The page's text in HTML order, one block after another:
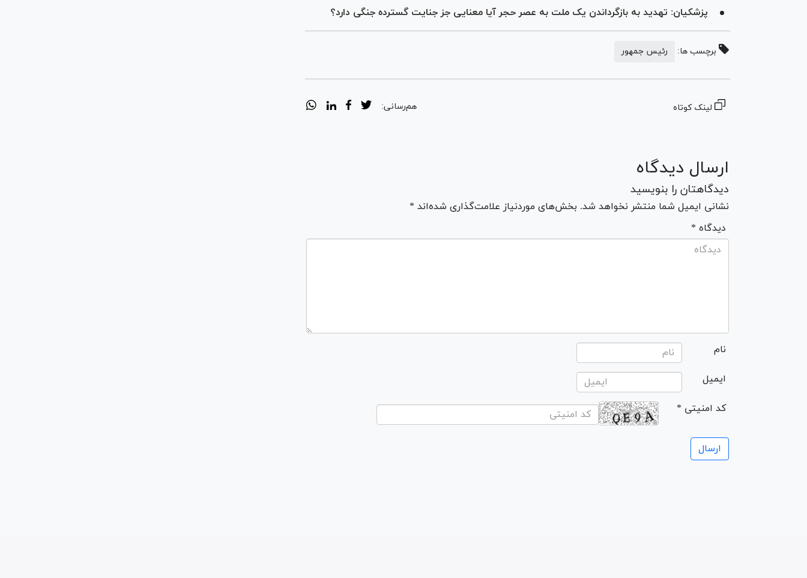
پزشکیان: تهدید به بازگرداندن یک ملت به عصر حجر آیا معنایی جز جنایت گسترده جنگی دارد؟
برچسب ها: رئیس جمهور
لینک کوتاه هم‌رسانی:
ارسال دیدگاه
دیدگاهتان را بنویسید
نشانی ایمیل شما منتشر نخواهد شد. بخش‌های موردنیاز علامت‌گذاری شده‌اند *
* دیدگاه
نام
ایمیل
* کد امنیتی